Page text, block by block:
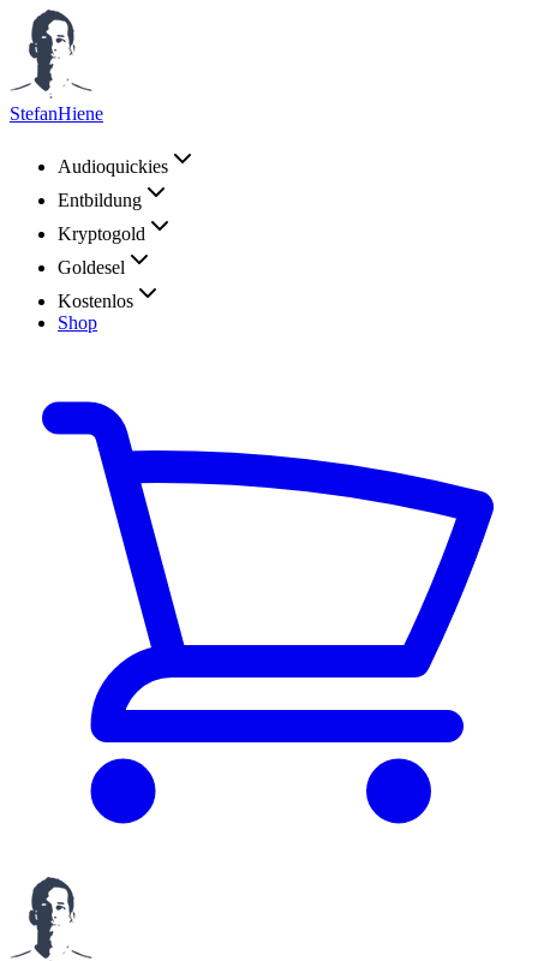
StefanHiene
Audioquickies
Entbildung
Kryptogold
Goldesel
Kostenlos
Shop